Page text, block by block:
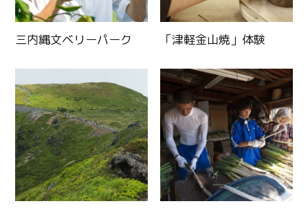
三内縄文ベリーパーク 「津軽金山焼」体験
Twitter
Facebook